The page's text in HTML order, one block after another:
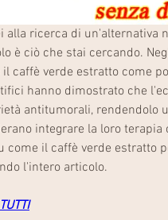
alla ricerca di un'alternativa
è ciò che stai cercando.
il caffè verde estratto come
hanno dimostrato che
antitumorali, rendendolo
integrare la loro
come il caffè verde estratto
l'intero articolo.